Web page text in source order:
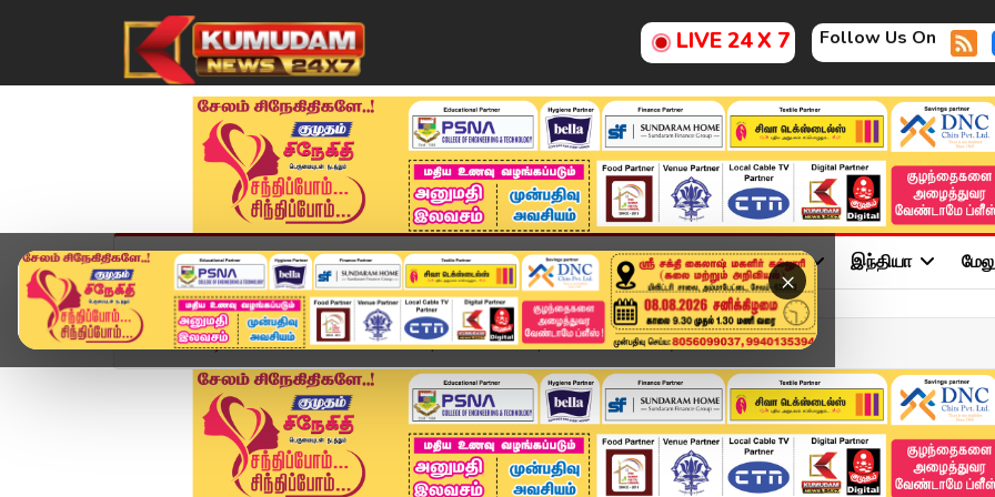
LIVE 24 X 7 Follow Us On
×
முகப்பு விளையாட்டு அண்மை தமிழ்நாடு சினிமா அரசியல் விளையாட்டு இந்தியா
Home வீடியோ ஸ்டோரி District News | June 17 2026 | Tamil News Today...